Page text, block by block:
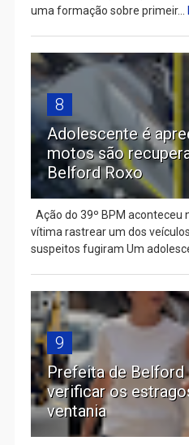
uma formação sobre primeir...
8
Adolescente é
motos são
Belford Roxo
Ação do 39º BPM aconteceu
vítima rastrear um dos
suspeitos fugiram Um
9
Prefeita de Belford
verificar os
ventania